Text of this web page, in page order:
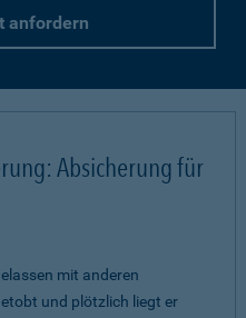
anfordern
Absicherung für
mit anderen
und plötzlich liegt er